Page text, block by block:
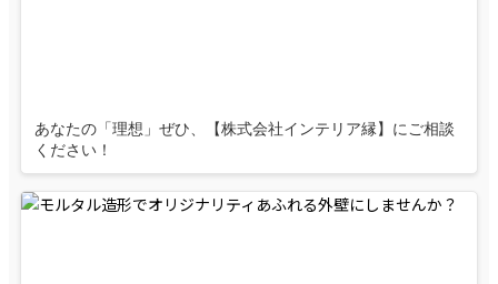
あなたの「理想」ぜひ、【株式会社インテリア縁】にご相談
ください！